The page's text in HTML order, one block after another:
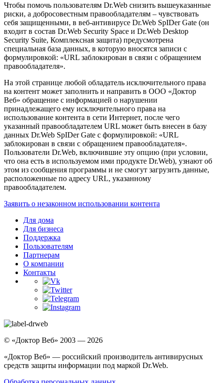
Чтобы помочь пользователям Dr.Web снизить вышеуказанные
риски, а добросовестным правообладателям – чувствовать
себя защищенными, в веб-антивирусе Dr.Web SpIDer Gate (он
входит в состав Dr.Web Security Space и Dr.Web Desktop
Security Suite, Комплексная защита) предусмотрена
специальная база данных, в которую вносятся записи с
формулировкой: «URL заблокирован в связи с обращением
правообладателя».
На этой странице любой обладатель исключительного права
на контент может заполнить и направить в ООО «Доктор
Веб» обращение с информацией о нарушении
принадлежащего ему исключительного права на
использование контента в сети Интернет, после чего
указанный правообладателем URL может быть внесен в базу
данных Dr.Web SpIDer Gate с формулировкой: «URL
заблокирован в связи с обращением правообладателя».
Пользователи Dr.Web, включившие эту опцию (при условии,
что она есть в используемом ими продукте Dr.Web), узнают об
этом из сообщения программы и не смогут загрузить данные,
расположенные по адресу URL, указанному
правообладателем.
Заявить о незаконном использовании контента
Для дома
Для бизнеса
Поддержка
Пользователям
Партнерам
О компании
Контакты
© «Доктор Веб» 2003 — 2026
«Доктор Веб» — российский производитель антивирусных
средств защиты информации под маркой Dr.Web.